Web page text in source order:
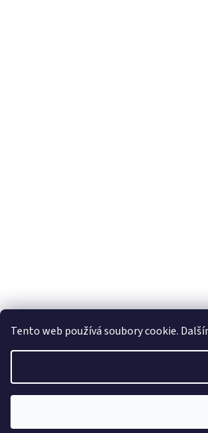
Tento web používá soubory cookie.